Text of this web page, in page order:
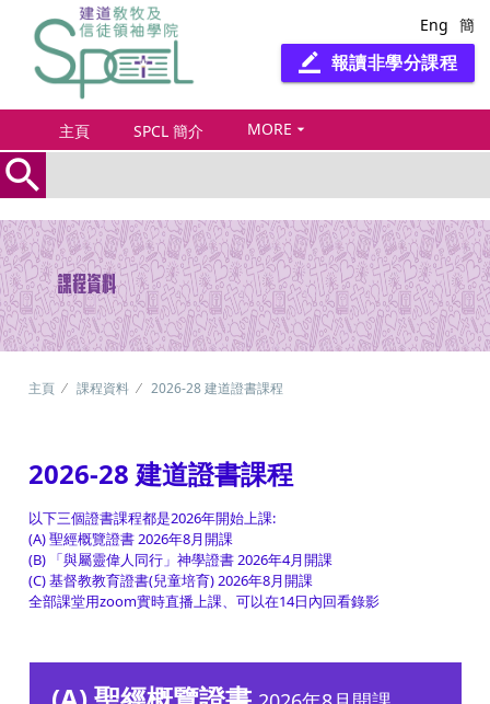
Eng 簡
border_color 報讀非學分課程
主頁 SPCL 簡介 MORE arrow_drop_down
search
主頁 課程資料 2026-28 建道證書課程
2026-28 建道證書課程
以下三個證書課程都是2026年開始上課:
(A) 聖經概覽證書 2026年8月開課
(B) 「與屬靈偉人同行」神學證書 2026年4月開課
(C) 基督教教育證書(兒童培育) 2026年8月開課
全部課堂用zoom實時直播上課、可以在14日內回看錄影